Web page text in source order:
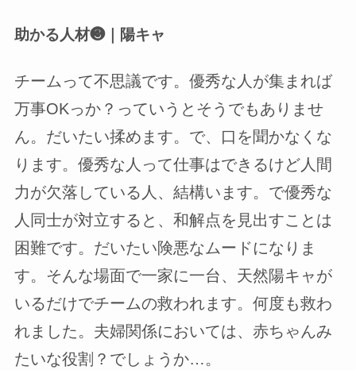
助かる人材❸｜陽キャ
チームって不思議です。優秀な人が集まれば
万事OKっか？っていうとそうでもありませ
ん。だいたい揉めます。で、口を聞かなくな
ります。優秀な人って仕事はできるけど人間
力が欠落している人、結構います。で優秀な
人同士が対立すると、和解点を見出すことは
困難です。だいたい険悪なムードになりま
す。そんな場面で一家に一台、天然陽キャが
いるだけでチームの救われます。何度も救わ
れました。夫婦関係においては、赤ちゃんみ
たいな役割？でしょうか…。